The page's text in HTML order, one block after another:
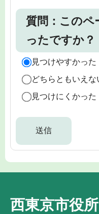
質問：このペ
ったですか？
見つけやすかった
どちらともいえな
見つけにくかった
西東京市役所